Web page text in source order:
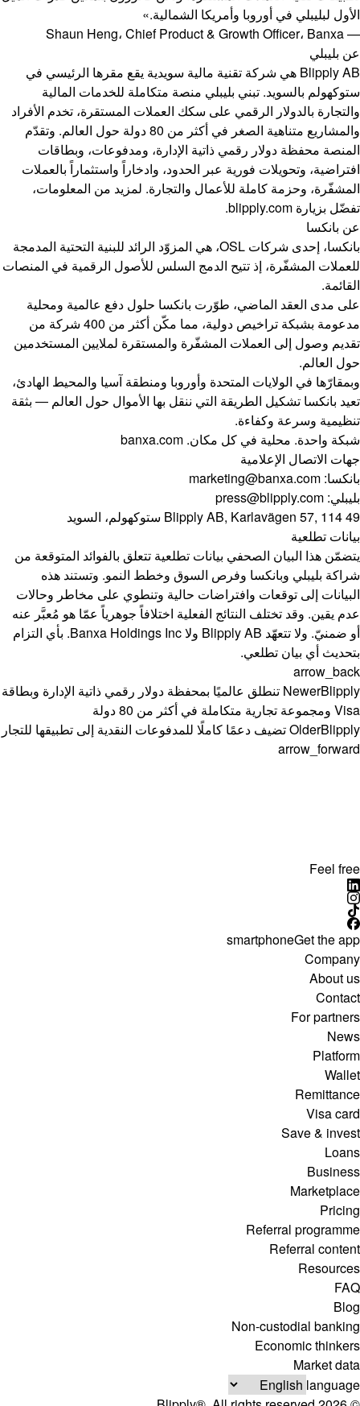
الأول لبليبلي في أوروبا وأمريكا الشمالية.»
— Shaun Heng، Chief Product & Growth Officer، Banxa
عن بليبلي
Blipply AB هي شركة تقنية مالية سويدية يقع مقرها الرئيسي في
ستوكهولم بالسويد. تبني بليبلي منصة متكاملة للخدمات المالية
والتجارة بالدولار الرقمي على سكك العملات المستقرة، تخدم الأفراد
والمشاريع متناهية الصغر في أكثر من 80 دولة حول العالم. وتقدّم
المنصة محفظة دولار رقمي ذاتية الإدارة، ومدفوعات، وبطاقات
افتراضية، وتحويلات فورية عبر الحدود، وادخاراً واستثماراً بالعملات
المشفّرة، وحزمة كاملة للأعمال والتجارة. لمزيد من المعلومات،
تفضّل بزيارة blipply.com
.
عن بانكسا
بانكسا، إحدى شركات OSL، هي المزوّد الرائد للبنية التحتية المدمجة
للعملات المشفّرة، إذ تتيح الدمج السلس للأصول الرقمية في المنصات
القائمة.
على مدى العقد الماضي، طوّرت بانكسا حلول دفع عالمية ومحلية
مدعومة بشبكة تراخيص دولية، مما مكّن أكثر من 400 شركة من
تقديم وصول إلى العملات المشفّرة والمستقرة لملايين المستخدمين
حول العالم.
وبمقارّها في الولايات المتحدة وأوروبا ومنطقة آسيا والمحيط الهادئ،
تعيد بانكسا تشكيل الطريقة التي ننقل بها الأموال حول العالم — بثقة
تنظيمية وسرعة وكفاءة.
شبكة واحدة. محلية في كل مكان. banxa.com
جهات الاتصال الإعلامية
بانكسا: marketing@banxa.com
بليبلي: press@blipply.com
Blipply AB, Karlavägen 57, 114 49 ستوكهولم، السويد
بيانات تطلعية
يتضمّن هذا البيان الصحفي بيانات تطلعية تتعلق بالفوائد المتوقعة من
شراكة بليبلي وبانكسا وفرص السوق وخطط النمو. وتستند هذه
البيانات إلى توقعات وافتراضات حالية وتنطوي على مخاطر وحالات
عدم يقين. وقد تختلف النتائج الفعلية اختلافاً جوهرياً عمّا هو مُعبَّر عنه
أو ضمنيّ. ولا تتعهّد Blipply AB ولا Banxa Holdings Inc. بأي التزام
بتحديث أي بيان تطلعي.
arrow_back
Newer Blipply تنطلق عالميًا بمحفظة دولار رقمي ذاتية الإدارة وبطاقة
Visa ومجموعة تجارية متكاملة في أكثر من 80 دولة
OlderBlipply تضيف دعمًا كاملًا للمدفوعات النقدية إلى تطبيقها للتجار
arrow_forward
Feel free
smartphoneGet the app
Company
About us
Contact
For partners
News
Platform
Wallet
Remittance
Visa card
Save & invest
Loans
Business
Marketplace
Pricing
Referral programme
Referral content
Resources
FAQ
Blog
Non-custodial banking
Economic thinkers
Market data
language